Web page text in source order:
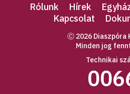
Rólunk Hírek
Kapcsolat
Ⓒ 2026 Diaszpóra
Minden jog
Technikai